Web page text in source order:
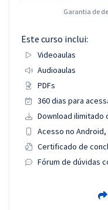
Garantia de
Este curso inclui:
Videoaulas
Audioaulas
PDFs
360 dias para
Download ilimitado
Acesso no Android,
Certificado de
Fórum de dúvidas